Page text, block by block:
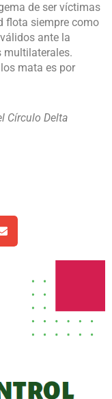
de ser víctimas
flota siempre como
ante la
multilaterales.
mata es por
Círculo Delta